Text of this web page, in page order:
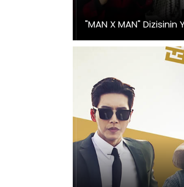
"MAN X MAN" Dizisinin